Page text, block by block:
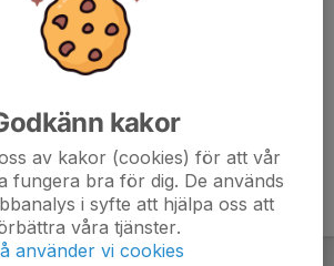
kakor
av kakor (cookies) för att vår
fungera bra för dig. De används
i syfte att hjälpa oss att
våra tjänster.
använder vi cookies